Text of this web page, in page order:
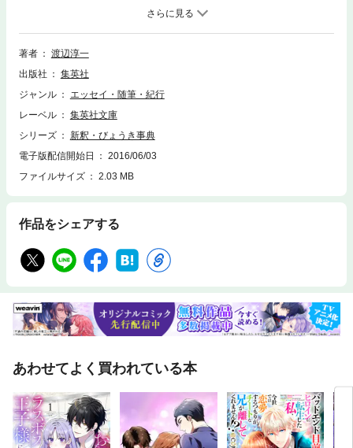
が苦手なのだから――。かつて医師であった著者が、病気とその周辺につ
いて、やさしくユーモラスに説くメディカル･エッセイ。｢病気を治す第一
歩は、まず『大丈夫だ』と自分にいいきかすこと。すべての治療はそこか
ら始まる｣明るく前向きに病気と取り組むよう、病める現代人に贈る。
著者
渡辺淳一
出版社
集英社
ジャンル
エッセイ・随筆・紀行
レーベル
集英社文庫
シリーズ
新釈・びょうき事典
電子版配信開始日
2016/06/03
ファイルサイズ
2.03 MB
作品をシェアする
あわせてよく買われている本